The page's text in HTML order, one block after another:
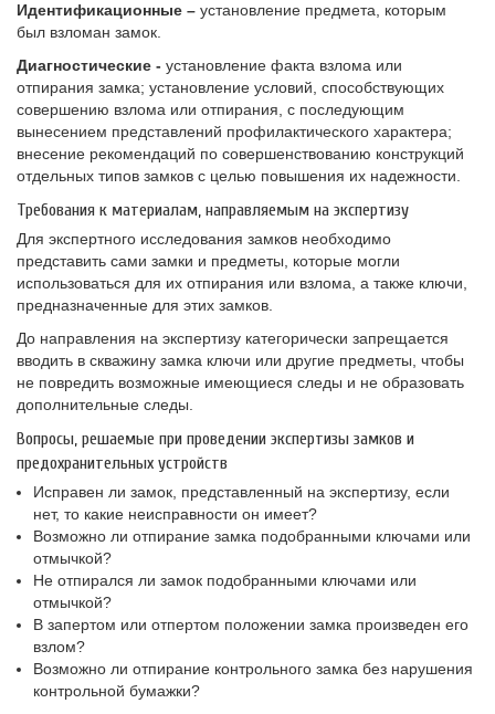
Идентификационные – установление предмета, которым
был взломан замок.
Диагностические - установление факта взлома или
отпирания замка; установление условий, способствующих
совершению взлома или отпирания, с последующим
вынесением представлений профилактического характера;
внесение рекомендаций по совершенствованию конструкций
отдельных типов замков с целью повышения их надежности.
Требования к материалам, направляемым на экспертизу
Для экспертного исследования замков необходимо
представить сами замки и предметы, которые могли
использоваться для их отпирания или взлома, а также ключи,
предназначенные для этих замков.
До направления на экспертизу категорически запрещается
вводить в скважину замка ключи или другие предметы, чтобы
не повредить возможные имеющиеся следы и не образовать
дополнительные следы.
Вопросы, решаемые при проведении экспертизы замков и
предохранительных устройств
Исправен ли замок, представленный на экспертизу, если
нет, то какие неисправности он имеет?
Возможно ли отпирание замка подобранными ключами или
отмычкой?
Не отпирался ли замок подобранными ключами или
отмычкой?
В запертом или отпертом положении замка произведен его
взлом?
Возможно ли отпирание контрольного замка без нарушения
контрольной бумажки?